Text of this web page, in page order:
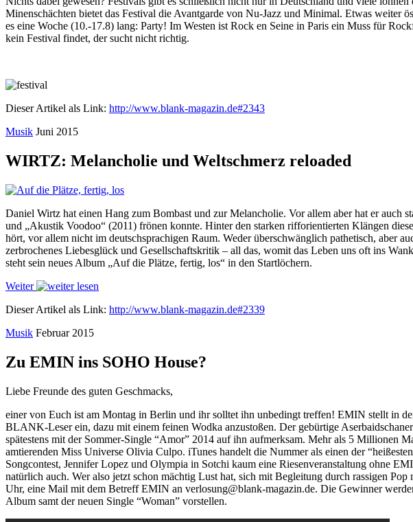
Minenschächten bietet das Festival die Avantgarde von Nu-Jazz und Minimal. Etwas weiter
es eine Woche (10.-17.8) lang: Party! Im Westen ist Rock en Seine in Paris ein Muss für
kein Festival findet, der sucht nicht richtig.
Dieser Artikel als Link: http://www.blank-magazin.de#2343
Musik Juni 2015
WIRTZ: Melancholie und Weltschmerz reloaded
Daniel Wirtz hat einen Hang zum Bombast und zur Melancholie. Vor allem aber hat er auch
und „Akustik Voodoo“ (2011) frönen konnte. Hinter den starken rifforientierten Klängen
hört, vor allem nicht im deutschsprachigen Raum. Weder überschwänglich pathetisch, aber
zerbrochenes Liebesglück und Gesellschaftskritik – all das, womit das Leben uns oft ins
steht sein neues Album „Auf die Plätze, fertig, los“ in den Startlöchern.
Weiter
Dieser Artikel als Link: http://www.blank-magazin.de#2339
Musik Februar 2015
Zu EMIN ins SOHO House?
Liebe Freunde des guten Geschmacks,
einer von Euch ist am Montag in Berlin und ihr solltet ihn unbedingt treffen! EMIN stellt in
BLANK-Leser ein, dazu mit einem feinen Wodka anzustoßen. Der gebürtige
spätestens mit der Sommer-Single “Amor” 2014 auf ihn aufmerksam. Mehr als 5 Millionen
amtierenden Miss Universe Olivia Culpo. iTunes handelt die Nummer als einen der
Songcontest, Jennifer Lopez und Olympia in Sotchi kaum eine Riesenveranstaltung ohne
natürlich auch. Wer also jetzt schon mächtig Lust hat, sich mit Begleitung durch rassigen
Uhr, eine Mail mit dem Betreff EMIN an verlosung@blank-magazin.de. Die Gewinner
Album samt der neuen Single “Woman” vorstellen.